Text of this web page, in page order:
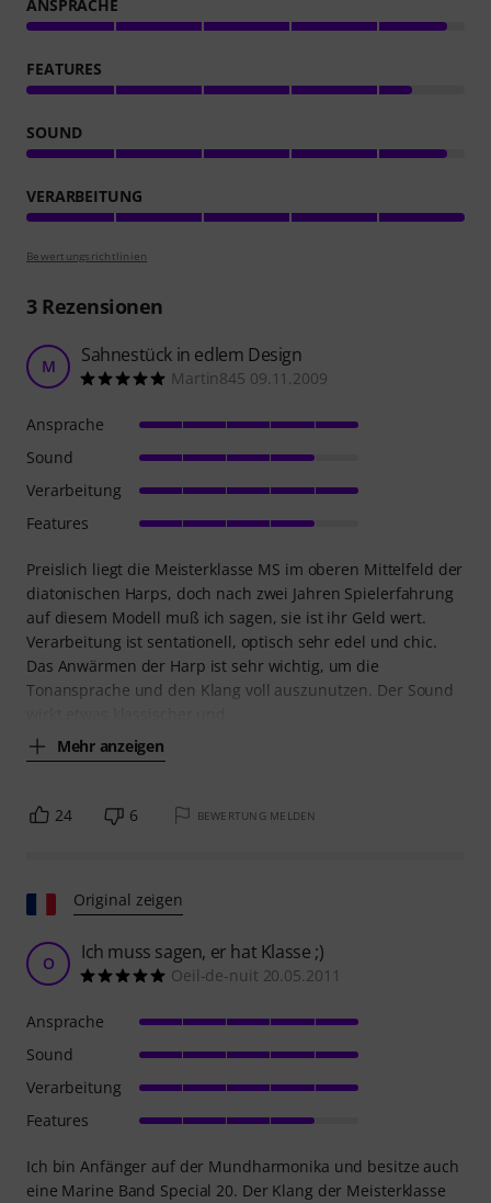
ANSPRACHE
FEATURES
SOUND
VERARBEITUNG
Bewertungsrichtlinien
3Rezensionen
M Sahnestück in edlem Design
Martin845 09.11.2009
Preislich liegt die Meisterklasse MS im oberen Mittelfeld der
diatonischen Harps, doch nach zwei Jahren Spielerfahrung
auf diesem Modell muß ich sagen, sie ist ihr Geld wert.
Verarbeitung ist sentationell, optisch sehr edel und chic.
Das Anwärmen der Harp ist sehr wichtig, um die
Tonansprache und den Klang voll auszunutzen. Der Sound
Mehr anzeigen
Ansprache
Sound
Verarbeitung
Features
24 6 BEWERTUNG MELDEN
Original zeigen
O Ich muss sagen, er hat Klasse ;)
Oeil-de-nuit 20.05.2011
Ich bin Anfänger auf der Mundharmonika und besitze auch
eine Marine Band Special 20. Der Klang der Meisterklasse
Ansprache
Sound
Verarbeitung
Features